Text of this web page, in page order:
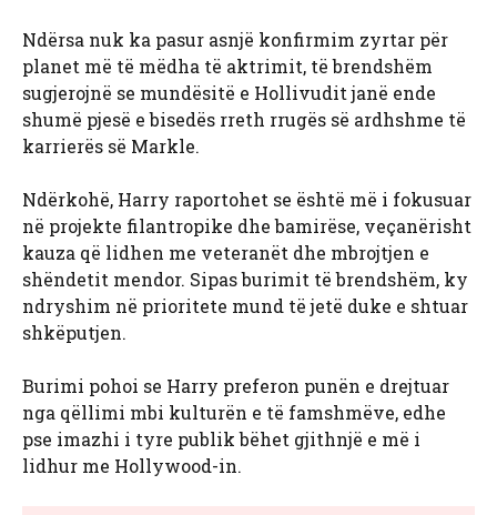
Ndërsa nuk ka pasur asnjë konfirmim zyrtar për
planet më të mëdha të aktrimit, të brendshëm
sugjerojnë se mundësitë e Hollivudit janë ende
shumë pjesë e bisedës rreth rrugës së ardhshme të
karrierës së Markle.
Ndërkohë, Harry raportohet se është më i fokusuar
në projekte filantropike dhe bamirëse, veçanërisht
kauza që lidhen me veteranët dhe mbrojtjen e
shëndetit mendor. Sipas burimit të brendshëm, ky
ndryshim në prioritete mund të jetë duke e shtuar
shkëputjen.
Burimi pohoi se Harry preferon punën e drejtuar
nga qëllimi mbi kulturën e të famshmëve, edhe
pse imazhi i tyre publik bëhet gjithnjë e më i
lidhur me Hollywood-in.